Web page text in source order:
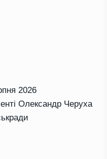
2026
Олександр Черуха